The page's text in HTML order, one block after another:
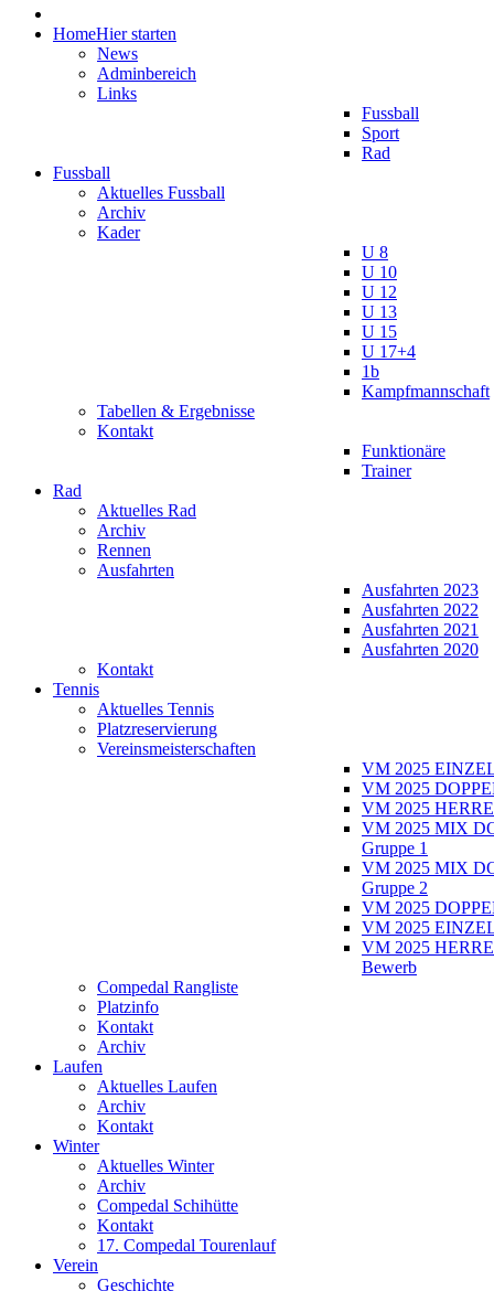
HomeHier starten
News
Adminbereich
Links
Fussball
Sport
Rad
Fussball
Aktuelles Fussball
Archiv
Kader
U 8
U 10
U 12
U 13
U 15
U 17+4
1b
Kampfmannschaft
Tabellen & Ergebnisse
Kontakt
Funktionäre
Trainer
Rad
Aktuelles Rad
Archiv
Rennen
Ausfahrten
Ausfahrten 2023
Ausfahrten 2022
Ausfahrten 2021
Ausfahrten 2020
Kontakt
Tennis
Aktuelles Tennis
Platzreservierung
Vereinsmeisterschaften
VM 2025
VM 2025
VM 2025
VM 2025 MIX
Gruppe 1
VM 2025 MIX
Gruppe 2
VM 2025
VM 2025
VM 2025
Bewerb
Compedal Rangliste
Platzinfo
Kontakt
Archiv
Laufen
Aktuelles Laufen
Archiv
Kontakt
Winter
Aktuelles Winter
Archiv
Compedal Schihütte
Kontakt
17. Compedal Tourenlauf
Verein
Geschichte